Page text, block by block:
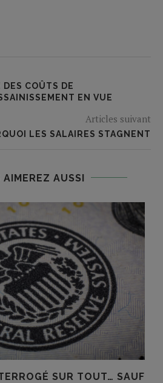
DES COÛTS DE
EN VUE
Articles suivant
LES SALAIRES STAGNENT
AIMEREZ AUSSI
SUR TOUT… SAUF